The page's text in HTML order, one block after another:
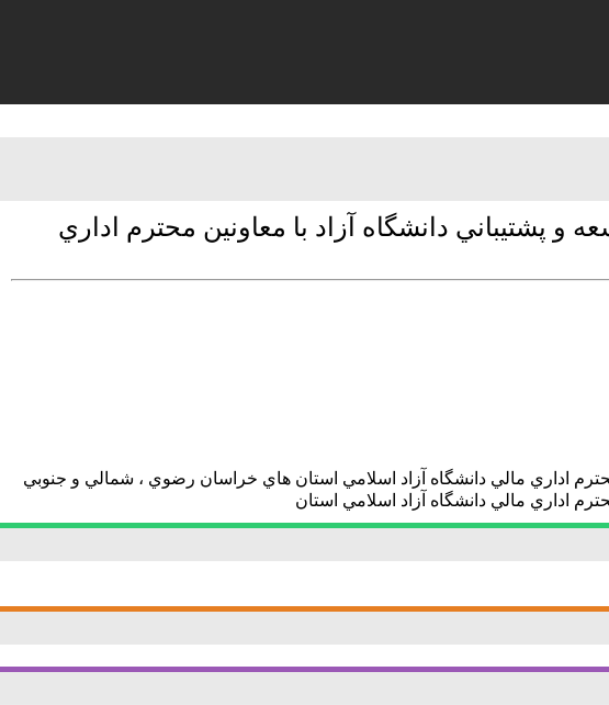
دانشگاه آزاد با معاونين محترم اداري
اداري مالي دانشگاه آزاد اسلامي استان هاي خراسان رضوي ، شمالي و جنوبي
اداري مالي دانشگاه آزاد اسلامي استان